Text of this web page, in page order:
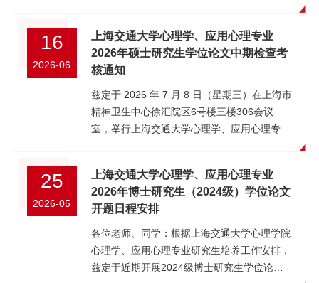
楼306王雅婷陈珏反复节食致小鼠摄食动机敏
化的神经环路机制及聚焦超声调控研究韩慧
22026/6/1810:00-11:00上海市精神卫生中心
6号楼306邹昊辰李春波精神分裂症内感受异
常的心脑耦合机制研究李伟32026/6/1914:00-
15:00上海儿童医学中心发育脑实验室会议室
琼
16
2026-06
上海交通大学心理学、应用心理专业
2026年硕士研究生学位论文中期检查考
核通知
兹定于 2026 年 7 月 8 日（星期三）在上海市
精神卫生中心徐汇院区6号楼三楼306会议
室，举行上海交通大学心理学、应用心理专业
汇报研究生指导教师；注：请汇报研究生及指
导教师至少提前 30 分钟到达会场，汇报顺序
和时间详见附表 1。 二、提交材料及截止时间
1、线上申请：请尽快于交我办上发起 “硕士
中期检查” 流程，并提醒导师完成 “导师审核”
环节（7月6日前完成），完成后学院将从交我
25
2026-05
上海交通大学心理学、应用心理专业
2026年博士研究生（2024级）学位论文
开题日程安排
各位老师、同学：根据上海交通大学心理学院
心理学、应用心理专业研究生培养工作安排，
兹定于近期开展2024级博士研究生学位论文